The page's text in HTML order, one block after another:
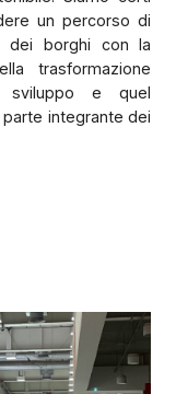
un percorso di
dei borghi con la
trasformazione
sviluppo e quel
integrante dei